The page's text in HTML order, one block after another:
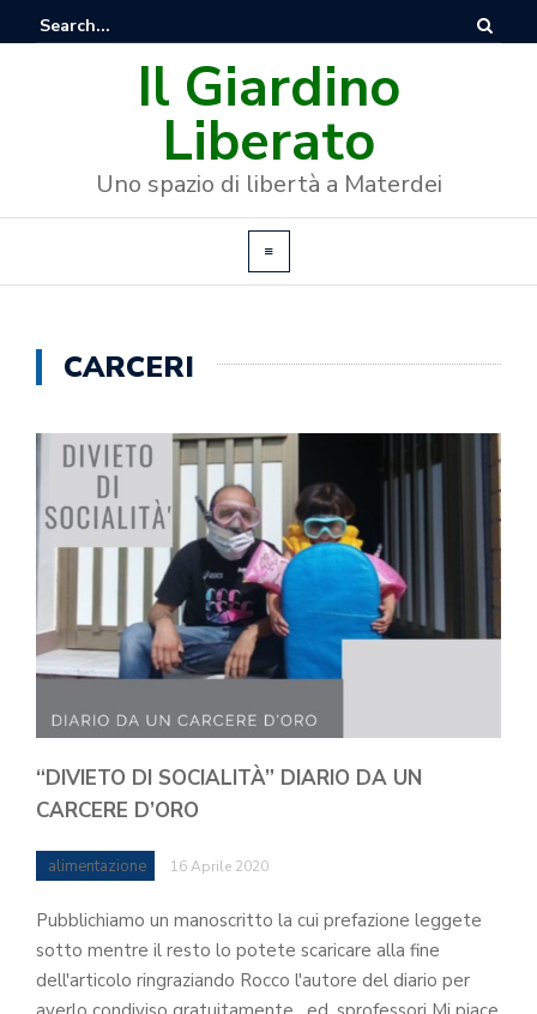
Il Giardino
Liberato
Uno spazio di libertà a Materdei
CARCERI
“DIVIETO DI SOCIALITÀ” DIARIO DA UN
CARCERE D’ORO
alimentazione 16 Aprile 2020
Pubblichiamo un manoscritto la cui prefazione leggete
sotto mentre il resto lo potete scaricare alla fine
dell'articolo ringraziando Rocco l'autore del diario per